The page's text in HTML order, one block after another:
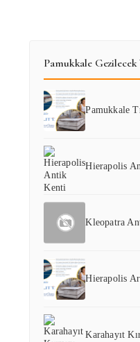
Pamukkale Gezilecek
Pamukkale
Hierapolis
Kleopatra
Hierapolis
Karahayıt